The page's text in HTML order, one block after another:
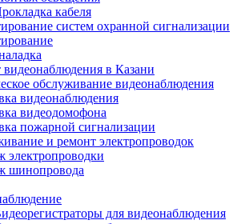
кабеля
систем охранной сигнализации
видеонаблюдения в Казани
обслуживание видеонаблюдения
видеонаблюдения
видеодомофона
пожарной сигнализации
и ремонт электропроводок
электропроводки
шинопровода
для видеонаблюдения